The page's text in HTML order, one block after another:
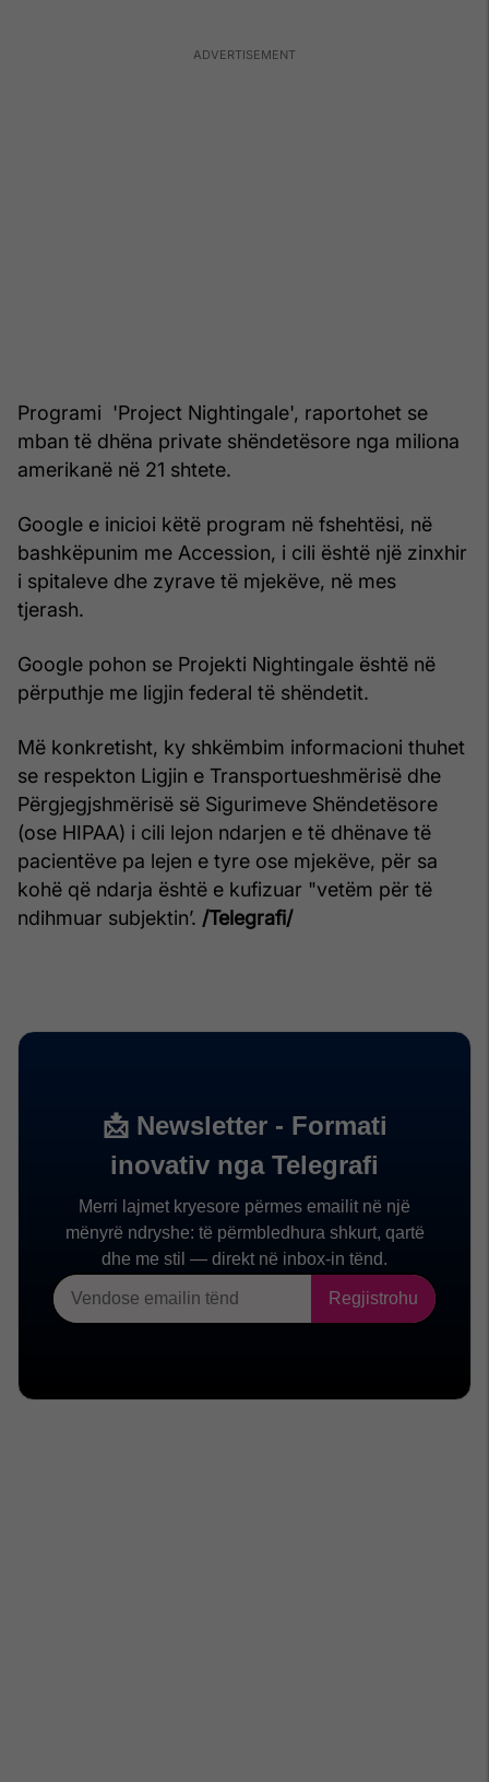
Programi 'Project Nightingale', raportohet se
mban të dhëna private shëndetësore nga miliona
amerikanë në 21 shtete.
Google e inicioi këtë program në fshehtësi, në
bashkëpunim me Accession, i cili është një zinxhir
i spitaleve dhe zyrave të mjekëve, në mes
tjerash.
Google pohon se Projekti Nightingale është në
përputhje me ligjin federal të shëndetit.
Më konkretisht, ky shkëmbim informacioni thuhet
se respekton Ligjin e Transportueshmërisë dhe
Përgjegjshmërisë së Sigurimeve Shëndetësore
(ose HIPAA) i cili lejon ndarjen e të dhënave të
pacientëve pa lejen e tyre ose mjekëve, për sa
kohë që ndarja është e kufizuar "vetëm për të
ndihmuar subjektin’. /Telegrafi/